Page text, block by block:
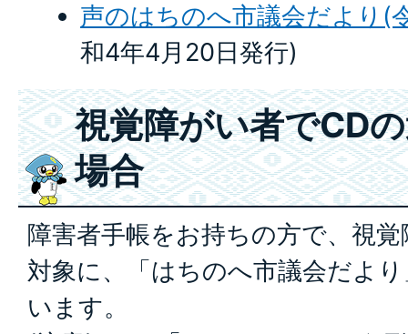
声のはちのへ市議会だより(
和4年4月20日発行)
視覚障がい者でCD
場合
障害者手帳をお持ちの方で、視
対象に、「はちのへ市議会だよ
います。